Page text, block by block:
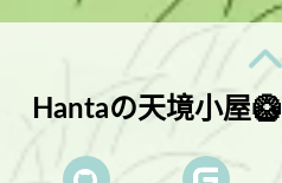
Hantaの天境小屋🥝 |